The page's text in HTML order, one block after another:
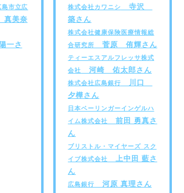
市立広
美奈
一さ
株式会社カワニシ
寺沢
築さん
株式会社健康保険医療情報総
合研究所
菅原 侑輝さん
ティーエスアルフレッサ株式
会社
河崎 佑太郎さん
株式会社広島銀行
川口
夕樺さん
日本ベーリンガーインゲルハ
イム株式会社
前田 勇真さ
ん
ブリストル・マイヤーズ スク
イブ株式会社
上中田 藍さ
ん
広島銀行 河原 真理さん